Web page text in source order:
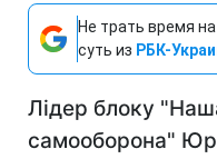
Не трать время
суть из РБК-
Лідер блоку
самооборона"